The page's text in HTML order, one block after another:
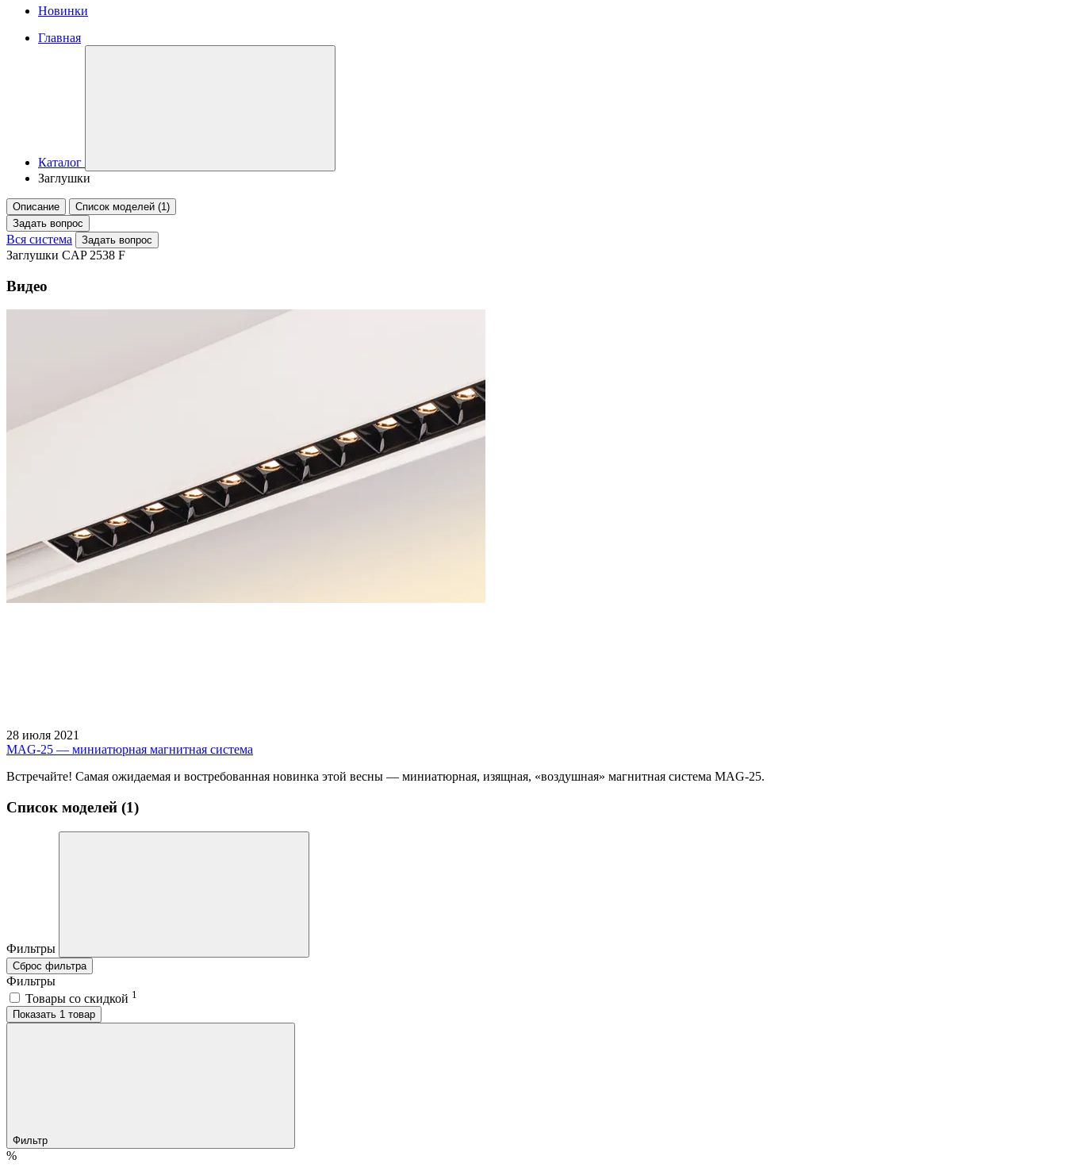
Новинки
Главная
Каталог
Заглушки
Описание
Список моделей (1)
Задать вопрос
Вся система Задать вопрос
Заглушки CAP 2538 F
Видео
28 июля 2021
MAG-25 — миниатюрная магнитная система
Встречайте! Самая ожидаемая и востребованная новинка этой весны — миниатюрная, изящная, «воздушная» магнитная система MAG-25.
Список моделей (1)
Фильтры
Сброс фильтра
Фильтры
Товары со скидкой 1
Показать 1 товар
Фильтр
%